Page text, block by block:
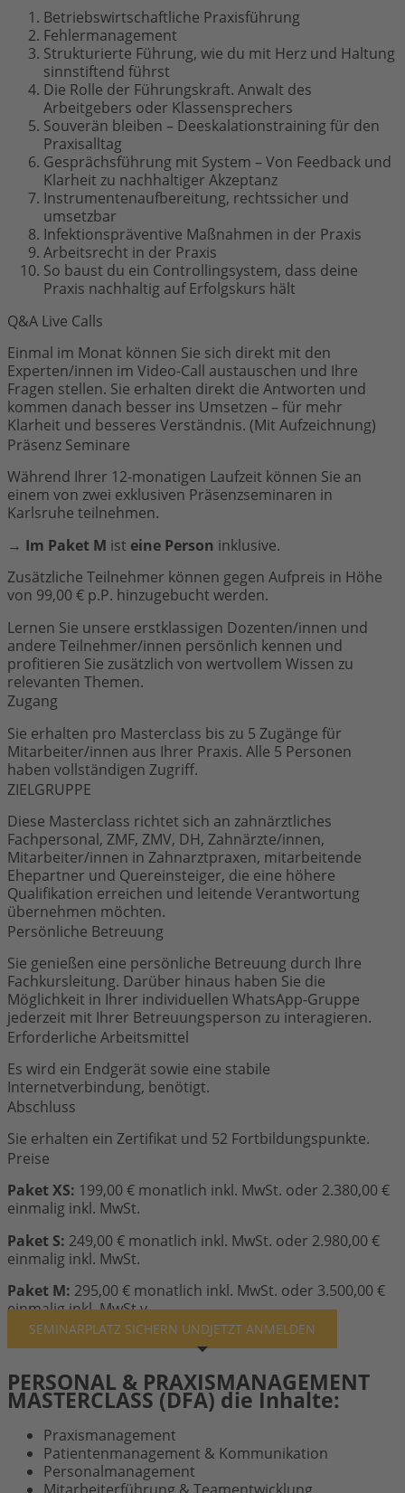
Betriebswirtschaftliche Praxisführung
Fehlermanagement
Strukturierte Führung, wie du mit Herz und Haltung
sinnstiftend führst
Die Rolle der Führungskraft. Anwalt des
Arbeitgebers oder Klassensprechers
Souverän bleiben – Deeskalationstraining für den
Praxisalltag
Gesprächsführung mit System – Von Feedback und
Klarheit zu nachhaltiger Akzeptanz
Instrumentenaufbereitung, rechtssicher und
umsetzbar
Infektionspräventive Maßnahmen in der Praxis
Arbeitsrecht in der Praxis
So baust du ein Controllingsystem, dass deine
Praxis nachhaltig auf Erfolgskurs hält
Q&A Live Calls
Einmal im Monat können Sie sich direkt mit den
Experten/innen im Video-Call austauschen und Ihre
Fragen stellen. Sie erhalten direkt die Antworten und
kommen danach besser ins Umsetzen – für mehr
Klarheit und besseres Verständnis. (Mit Aufzeichnung)
Präsenz Seminare
Während Ihrer 12-monatigen Laufzeit können Sie an
einem von zwei exklusiven Präsenzseminaren in
Karlsruhe teilnehmen.
→ Im Paket M ist eine Person inklusive.
Zusätzliche Teilnehmer können gegen Aufpreis in Höhe
von 99,00 € p.P. hinzugebucht werden.
Lernen Sie unsere erstklassigen Dozenten/innen und
andere Teilnehmer/innen persönlich kennen und
profitieren Sie zusätzlich von wertvollem Wissen zu
relevanten Themen.
Zugang
Sie erhalten pro Masterclass bis zu 5 Zugänge für
Mitarbeiter/innen aus Ihrer Praxis. Alle 5 Personen
haben vollständigen Zugriff.
ZIELGRUPPE
Diese Masterclass richtet sich an zahnärztliches
Fachpersonal, ZMF, ZMV, DH, Zahnärzte/innen,
Mitarbeiter/innen in Zahnarztpraxen, mitarbeitende
Ehepartner und Quereinsteiger, die eine höhere
Qualifikation erreichen und leitende Verantwortung
übernehmen möchten.
Persönliche Betreuung
Sie genießen eine persönliche Betreuung durch Ihre
Fachkursleitung. Darüber hinaus haben Sie die
Möglichkeit in Ihrer individuellen WhatsApp-Gruppe
jederzeit mit Ihrer Betreuungsperson zu interagieren.
Erforderliche Arbeitsmittel
Es wird ein Endgerät sowie eine stabile
Internetverbindung, benötigt.
Abschluss
Sie erhalten ein Zertifikat und 52 Fortbildungspunkte.
Preise
Paket XS: 199,00 € monatlich inkl. MwSt. oder 2.380,00 €
einmalig inkl. MwSt.
Paket S: 249,00 € monatlich inkl. MwSt. oder 2.980,00 €
einmalig inkl. MwSt.
Paket M: 295,00 € monatlich inkl. MwSt. oder 3.500,00 €
einmalig inkl. MwSt.v
SEMINARPLATZ SICHERN UNDJETZT ANMELDEN
PERSONAL & PRAXISMANAGEMENT
MASTERCLASS (DFA) die Inhalte:
Praxismanagement
Patientenmanagement & Kommunikation
Personalmanagement